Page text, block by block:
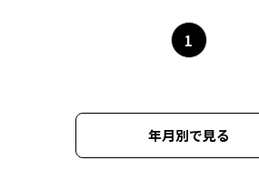
1
年月別で見る